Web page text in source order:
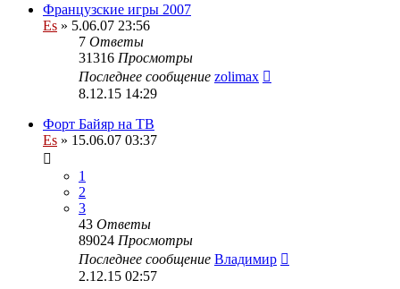
Французские игры 2007
Es » 5.06.07 23:56
7 Ответы
31316 Просмотры
Последнее сообщение zolimax
8.12.15 14:29
Форт Байяр на ТВ
Es » 15.06.07 03:37
1
2
3
43 Ответы
89024 Просмотры
Последнее сообщение Владимир
2.12.15 02:57